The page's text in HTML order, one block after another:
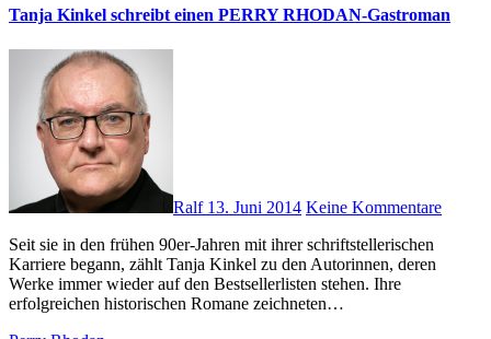
Tanja Kinkel schreibt einen PERRY RHODAN-Gastroman
Ralf 13. Juni 2014 Keine Kommentare
Seit sie in den frühen 90er-Jahren mit ihrer schriftstellerischen
Karriere begann, zählt Tanja Kinkel zu den Autorinnen, deren
Werke immer wieder auf den Bestsellerlisten stehen. Ihre
erfolgreichen historischen Romane zeichneten…